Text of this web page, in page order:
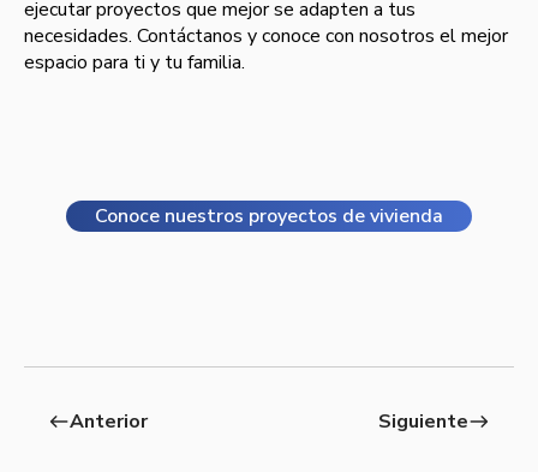
ejecutar proyectos que mejor se adapten a tus
necesidades. Contáctanos y conoce con nosotros el mejor
espacio para ti y tu familia.
Conoce nuestros proyectos de vivienda
westAnterior Siguienteeast